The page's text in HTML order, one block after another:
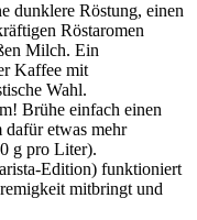
dunklere Röstung, einen
Röstaromen
Milch. Ein
Kaffee mit
Wahl.
Brühe einfach einen
etwas mehr
g pro Liter).
Edition) funktioniert
mitbringt und